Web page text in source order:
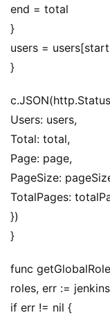
end = total
}
users =
}
Users: users,
Total: total,
Page: page,
PageSize:
TotalPages:
})
}
func
roles, err :=
if err != nil {